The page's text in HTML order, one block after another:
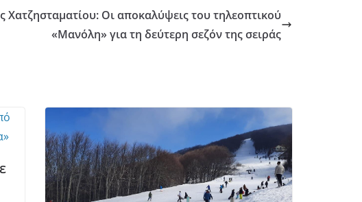
Χατζησταματίου: Οι αποκαλύψεις του τηλεοπτικού
«Μανόλη» για τη δεύτερη σεζόν της σειράς